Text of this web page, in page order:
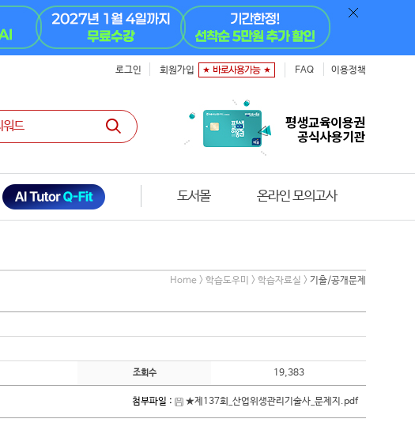
로그인 회원가입 FAQ 이용정책
도서몰 온라인 모의고사
Home > 학습도우미 > 학습자료실 > 기출/공개문제
조회수 19,383
첨부파일 : ★제137회_산업위생관리기술사_문제지.pdf